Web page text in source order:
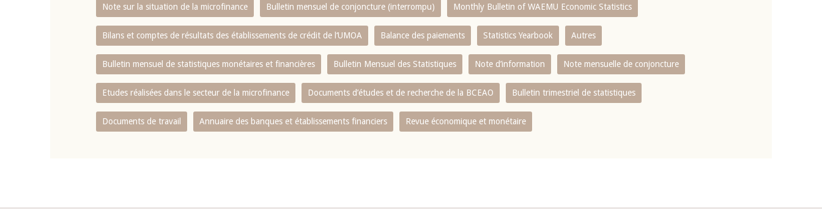
Note sur la situation de la microfinance Bulletin mensuel de conjoncture (interrompu) Monthly Bulletin of WAEMU Economic Statistics
Bilans et comptes de résultats des établissements de crédit de l‘UMOA Balance des paiements Statistics Yearbook Autres
Bulletin mensuel de statistiques monétaires et financières Bulletin Mensuel des Statistiques Note d’information Note mensuelle de conjoncture
Etudes réalisées dans le secteur de la microfinance Documents d’études et de recherche de la BCEAO Bulletin trimestriel de statistiques
Documents de travail Annuaire des banques et établissements financiers Revue économique et monétaire